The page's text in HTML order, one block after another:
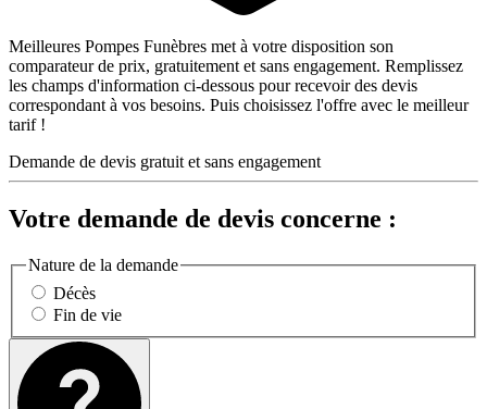
Meilleures Pompes Funèbres met à votre disposition son
comparateur de prix, gratuitement et sans engagement. Remplissez
les champs d'information ci-dessous pour recevoir des devis
correspondant à vos besoins. Puis choisissez l'offre avec le meilleur
tarif !
Demande de devis gratuit et sans engagement
Votre demande de devis concerne :
Nature de la demande
Décès
Fin de vie